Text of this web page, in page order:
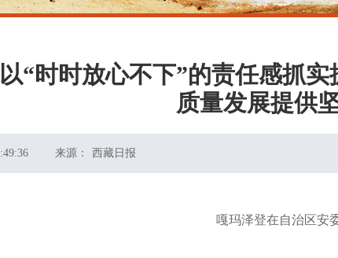
“时时放心不下”的责任感抓
质量发展提供
来源： 西藏日报
嘎玛泽登在自治区安